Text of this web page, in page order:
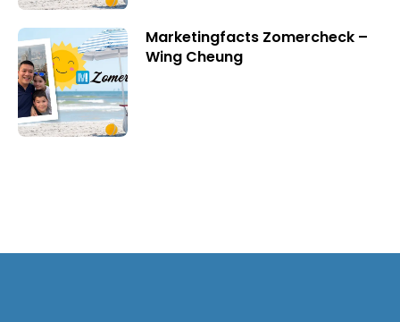
Marketingfacts Zomercheck –
Wing Cheung